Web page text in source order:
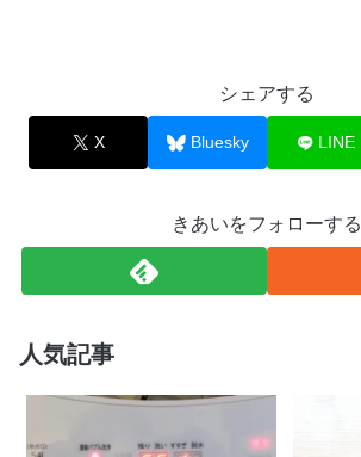
シェアする
X Bluesky LINE
きあいをフォローする
人気記事